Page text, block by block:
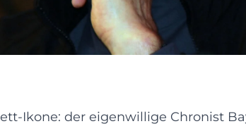
Ikone: der eigenwillige Chronist